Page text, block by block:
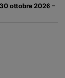
ottobre 2026 –